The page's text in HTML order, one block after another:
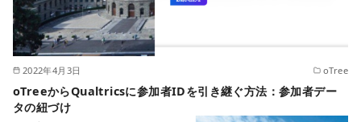
2022年4月3日 oTree
oTreeからQualtricsに参加者IDを引き継ぐ方法：参加者デー
タの紐づけ